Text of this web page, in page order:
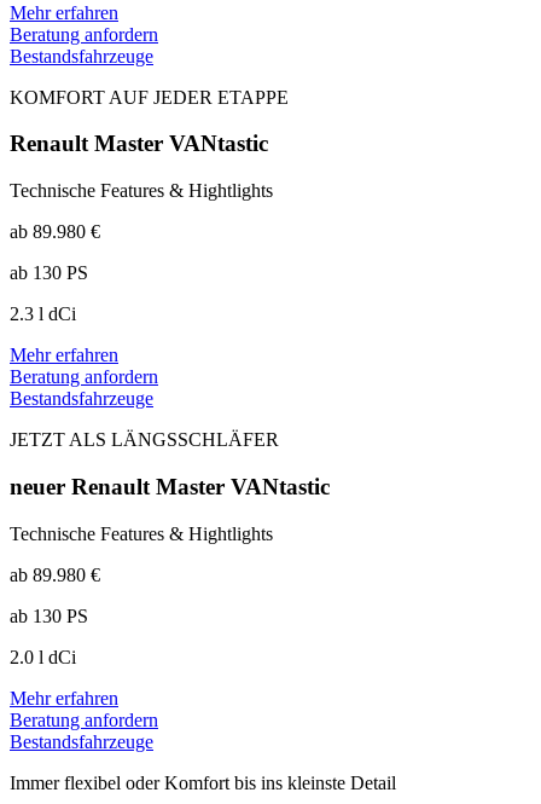
Mehr erfahren
Beratung anfordern
Bestandsfahrzeuge
KOMFORT AUF JEDER ETAPPE
Renault Master VANtastic
Technische Features & Hightlights
ab 89.980 €
ab 130 PS
2.3 l dCi
Mehr erfahren
Beratung anfordern
Bestandsfahrzeuge
JETZT ALS LÄNGSSCHLÄFER
neuer Renault Master VANtastic
Technische Features & Hightlights
ab 89.980 €
ab 130 PS
2.0 l dCi
Mehr erfahren
Beratung anfordern
Bestandsfahrzeuge
Immer flexibel oder Komfort bis ins kleinste Detail